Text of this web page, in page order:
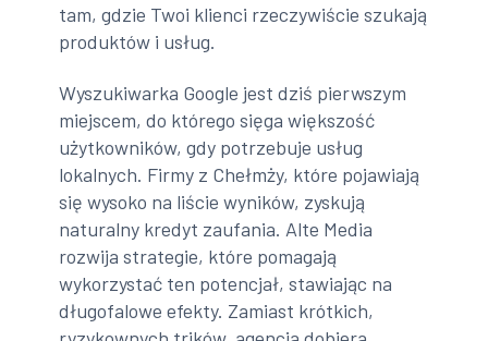
tam, gdzie Twoi klienci rzeczywiście szukają
produktów i usług.
Wyszukiwarka Google jest dziś pierwszym
miejscem, do którego sięga większość
użytkowników, gdy potrzebuje usług
lokalnych. Firmy z Chełmży, które pojawiają
się wysoko na liście wyników, zyskują
naturalny kredyt zaufania. Alte Media
rozwija strategie, które pomagają
wykorzystać ten potencjał, stawiając na
długofalowe efekty. Zamiast krótkich,